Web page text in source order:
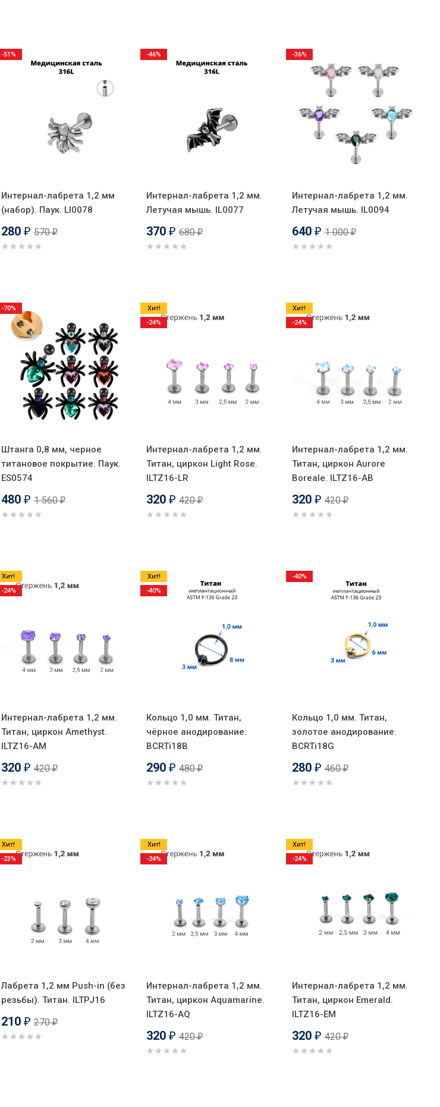
Интернал-лабрета 1,2 мм
(набор). Паук. LI0078
280 ₽ 570₽
-51%
Интернал-лабрета 1,2 мм.
Летучая мышь. IL0077
370 ₽ 680₽
-46%
Интернал-лабрета 1,2 мм.
Летучая мышь. IL0094
640 ₽ 1 000₽
-36%
Штанга 0,8 мм, черное
титановое покрытие. Паук.
ES0574
480 ₽ 1 560₽
-70%
Интернал-лабрета 1,2 мм.
Титан, циркон Light Rose.
ILTZ16-LR
320 ₽ 420₽
Хит!
-24%
Интернал-лабрета 1,2 мм.
Титан, циркон Aurore
Boreale. ILTZ16-AB
320 ₽ 420₽
Хит!
-24%
Интернал-лабрета 1,2 мм.
Титан, циркон Amethyst.
ILTZ16-AM
320 ₽ 420₽
Хит!
-24%
Кольцо 1,0 мм. Титан,
чёрное анодирование.
BCRTi18B
290 ₽ 480₽
Хит!
-40%
Кольцо 1,0 мм. Титан,
золотое анодирование.
BCRTi18G
280 ₽ 460₽
-40%
Лабрета 1,2 мм Push-in (без
резьбы). Титан. ILTPJ16
210 ₽ 270₽
Хит!
-23%
Интернал-лабрета 1,2 мм.
Титан, циркон Aquamarine.
ILTZ16-AQ
320 ₽ 420₽
Хит!
-24%
Интернал-лабрета 1,2 мм.
Титан, циркон Emerald.
ILTZ16-EM
320 ₽ 420₽
Хит!
-24%